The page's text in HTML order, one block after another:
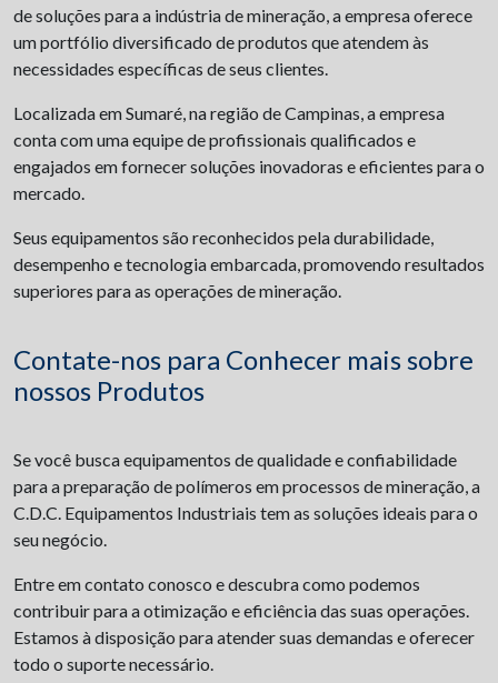
de soluções para a indústria de mineração, a empresa oferece
um portfólio diversificado de produtos que atendem às
necessidades específicas de seus clientes.
Localizada em Sumaré, na região de Campinas, a empresa
conta com uma equipe de profissionais qualificados e
engajados em fornecer soluções inovadoras e eficientes para o
mercado.
Seus equipamentos são reconhecidos pela durabilidade,
desempenho e tecnologia embarcada, promovendo resultados
superiores para as operações de mineração.
Contate-nos para Conhecer mais sobre
nossos Produtos
Se você busca equipamentos de qualidade e confiabilidade
para a preparação de polímeros em processos de mineração, a
C.D.C. Equipamentos Industriais tem as soluções ideais para o
seu negócio.
Entre em contato conosco e descubra como podemos
contribuir para a otimização e eficiência das suas operações.
Estamos à disposição para atender suas demandas e oferecer
todo o suporte necessário.